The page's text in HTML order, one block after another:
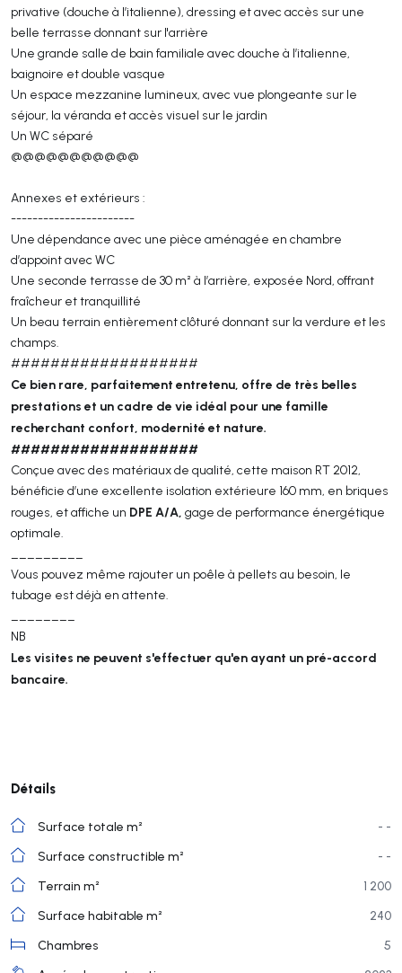
privative (douche à l’italienne), dressing et avec accès sur une
belle terrasse donnant sur l'arrière
Une grande salle de bain familiale avec douche à l’italienne,
baignoire et double vasque
Un espace mezzanine lumineux, avec vue plongeante sur le
séjour, la véranda et accès visuel sur le jardin
Un WC séparé
@@@@@@@@@@@
Annexes et extérieurs :
-----------------------
Une dépendance avec une pièce aménagée en chambre
d’appoint avec WC
Une seconde terrasse de 30 m² à l’arrière, exposée Nord, offrant
fraîcheur et tranquillité
Un beau terrain entièrement clôturé donnant sur la verdure et les
champs.
###################
Ce bien rare, parfaitement entretenu, offre de très belles
prestations et un cadre de vie idéal pour une famille
recherchant confort, modernité et nature.
###################
Conçue avec des matériaux de qualité, cette maison RT 2012,
bénéficie d’une excellente isolation extérieure 160 mm, en briques
rouges, et affiche un DPE A/A, gage de performance énergétique
optimale.
Vous pouvez même rajouter un poêle à pellets au besoin, le
tubage est déjà en attente.
NB
Les visites ne peuvent s'effectuer qu'en ayant un pré-accord
bancaire.
Détails
Surface totale m²
- -
Surface constructible m²
- -
Terrain m²
1 200
Surface habitable m²
240
Chambres
5